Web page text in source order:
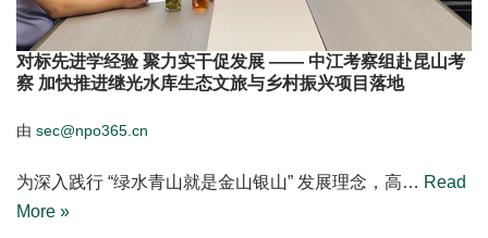
对标先进学经验 聚力实干促发展 —— 中江考察组赴昆山考
察 加快推进继光水库生态文旅与乡村振兴项目落地
由 sec@npo365.cn
为深入践行 “绿水青山就是金山银山” 发展理念，高… Read
More »